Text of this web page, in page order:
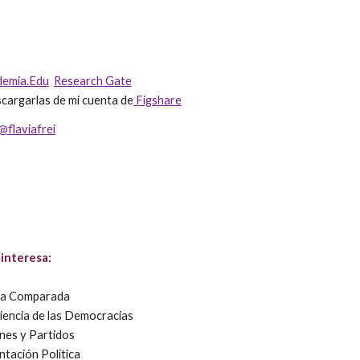
Research Gate
de mi cuenta deFigshare
Comparada
de las Democracias
y Partidos
Política